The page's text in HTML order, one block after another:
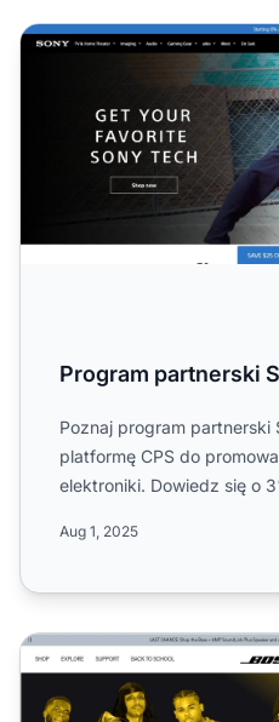
Program partnerski Sony
Program partnerski
Poznaj program partnerski
platformę CPS do
elektroniki. Dowiedz się o
Aug 1, 2025
Program partnerski